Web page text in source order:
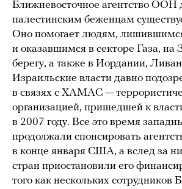
Ближневосточное агентство
палестинским беженцам
Оно помогает людям,
и оказавшимся в секторе Газа, на
берегу, а также в Иордании,
Израильские власти давно
в связях с ХАМАС —
организацией, пришедшей к
в 2007 году. Все это время
продолжали спонсировать
в конце января США, а вслед за
стран приостановили его
того как нескольких